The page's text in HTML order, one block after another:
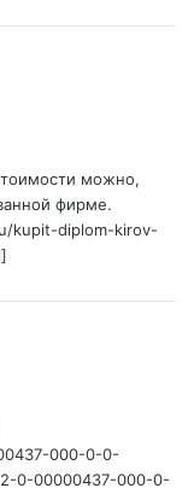
можно,
фирме.
kupit-diplom-kirov-
000-0-0-
0-00000437-000-0-